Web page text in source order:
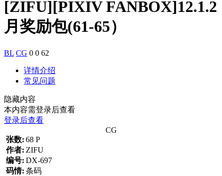
[ZIFU][PIXIV FANBOX]12.1.2
月奖励包(61-65）
BL CG 0 0 62
详情介绍
常见问题
隐藏内容
本内容需登录后查看
登录后查看
CG
张数: 68 P
作者: ZIFU
编号: DX-697
码情: 条码